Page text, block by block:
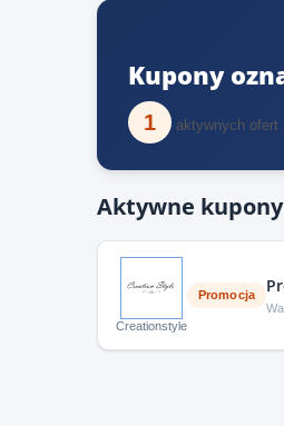
Kupony
1 aktywnych ofert
Aktywne kupony
Creationstyle
Promocja